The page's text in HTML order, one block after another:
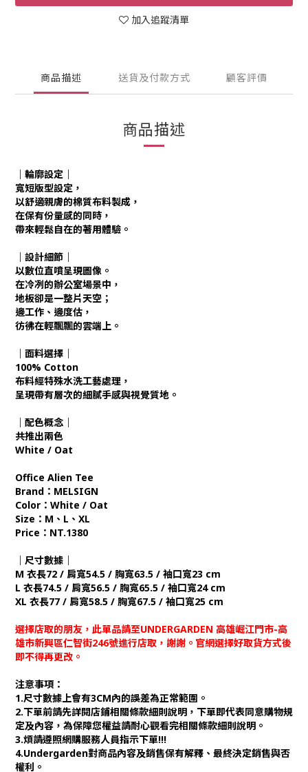
加入追蹤清單
商品描述 送貨及付款方式 顧客評價
商品描述
｜輪廓設定｜
寬短版型設定，
以舒適親膚的棉質布料製成，
在保有份量感的同時，
帶來輕鬆自在的著用體驗。
｜設計細節｜
以數位直噴呈現圖像。
在冷冽的辦公室場景中，
地板卻是一整片天空；
邊工作、邊度估，
彷彿在輕飄飄的雲端上。
｜面料選擇｜
100% Cotton
布料經特殊水洗工藝處理，
呈現帶有層次的細膩手感與視覺質地。
｜配色概念｜
共推出兩色
White / Oat
Office Alien Tee
Brand：MELSIGN
Color：White / Oat
Size：M、L、XL
Price：NT.1380
｜尺寸數據｜
M 衣長72 / 肩寬54.5 / 胸寬63.5 / 袖口寬23 cm
L 衣長74.5 / 肩寬56.5 / 胸寬65.5 / 袖口寬24 cm
XL 衣長77 / 肩寬58.5 / 胸寬67.5 / 袖口寬25 cm
選擇店取的朋友，此單品請至UNDERGARDEN 高雄崛江門市-高
雄市新興區仁智街246號進行店取，謝謝。官網選擇好取貨方式後
即不得再更改。
注意事項：
1.尺寸數據上會有3CM內的誤差為正常範圍。
2.下單前請先詳閱店鋪相關條款細則說明，下單即代表同意購物規
定及內容，為保障您權益請耐心觀看完相關條款細則說明。
3.煩請遵照網購服務人員指示下單!!!
4.Undergarden對商品內容及銷售保有解釋、最終決定銷售與否
權利。